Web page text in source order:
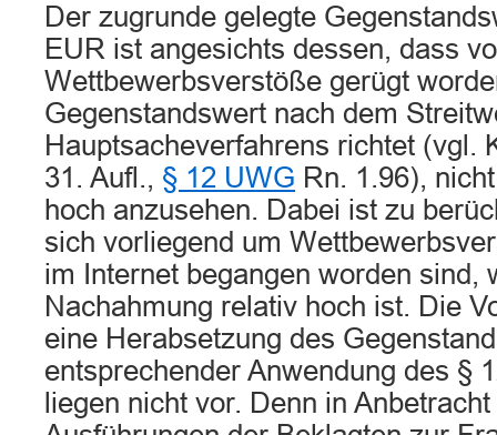
Der zugrunde gelegte
EUR ist angesichts dessen, dass
Wettbewerbsverstöße gerügt
Gegenstandswert nach dem
Hauptsacheverfahrens richtet (vgl.
31. Aufl., § 12 UWG Rn. 1.96),
hoch anzusehen. Dabei ist zu
sich vorliegend um
im Internet begangen worden sind,
Nachahmung relativ hoch ist. Die
eine Herabsetzung des
entsprechender Anwendung des §
liegen nicht vor. Denn in